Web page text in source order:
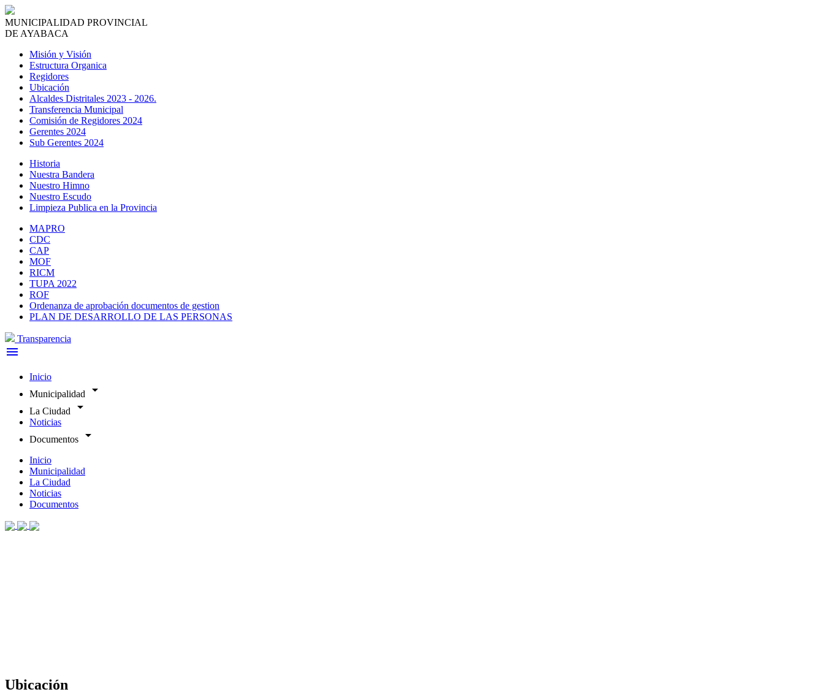
MUNICIPALIDAD PROVINCIAL
DE AYABACA
Misión y Visión
Estructura Organica
Regidores
Ubicación
Alcaldes Distritales 2023 - 2026.
Transferencia Municipal
Comisión de Regidores 2024
Gerentes 2024
Sub Gerentes 2024
Historia
Nuestra Bandera
Nuestro Himno
Nuestro Escudo
Limpieza Publica en la Provincia
MAPRO
CDC
CAP
MOF
RICM
TUPA 2022
ROF
Ordenanza de aprobación documentos de gestion
PLAN DE DESARROLLO DE LAS PERSONAS
Transparencia
menu
Inicio
Municipalidad
arrow_drop_down
La Ciudad arrow_drop_down
Noticias
Documentos
arrow_drop_down
Inicio
Municipalidad
La Ciudad
Noticias
Documentos
Ubicación